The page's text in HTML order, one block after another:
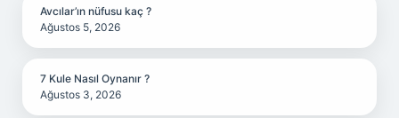
Avcılar’ın nüfusu kaç ?
Ağustos 5, 2026
7 Kule Nasıl Oynanır ?
Ağustos 3, 2026